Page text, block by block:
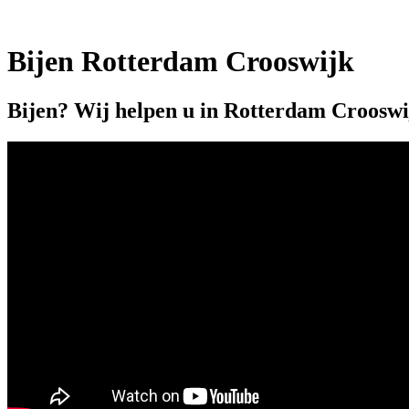
Bijen Rotterdam Crooswijk
Bijen? Wij helpen u in Rotterdam